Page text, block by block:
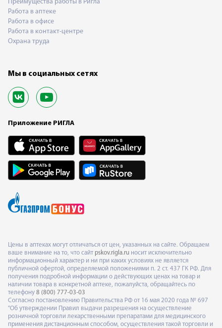
Преимущества работы в Ригла
Работа в аптеке
Работа в офисе
Работа в контакт-центре
Охрана труда
Мы в социальных сетях
Приложение РИГЛА
Цены в аптеках могут отличаться от цен, указанных на сайте. Обращаем
ваше внимание на то, что сайт pskov.rigla.ru носит исключительно
информационный характер и ни при каких условиях не является
публичной офертой, определяемой положениями п. 2 ст. 437 ГК РФ. Для
получения подробной информации о действующих ценах на товар и
наличии товара в конкретной аптеке, пожалуйста, обращайтесь по
телефону 8 (800) 777-03-03
Согласно постановлению Правительства РФ от 16 мая 2020 года № 697
"Об утверждении Правил выдачи разрешения на осуществление
розничной торговли лекарственными препаратами для медицинского
применения дистанционным способом, осуществления такой торговли и